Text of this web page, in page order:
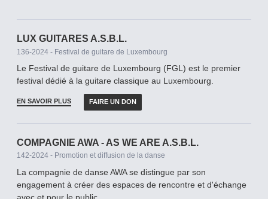
LUX GUITARES A.S.B.L.
136-2024 - Festival de guitare de Luxembourg
Le Festival de guitare de Luxembourg (FGL) est le premier
festival dédié à la guitare classique au Luxembourg.
EN SAVOIR PLUS FAIRE UN DON
COMPAGNIE AWA - AS WE ARE A.S.B.L.
142-2024 - Promotion et diffusion de la danse
La compagnie de danse AWA se distingue par son
engagement à créer des espaces de rencontre et d'échange
avec et pour le public